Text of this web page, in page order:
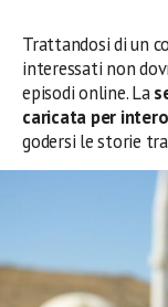
Trattandosi di un
interessati non
episodi online. La
caricata per
godersi le storie